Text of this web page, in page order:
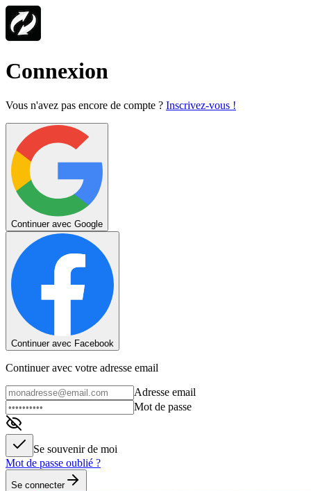
Connexion
Vous n'avez pas encore de compte ? Inscrivez-vous !
Continuer avec Google
Continuer avec Facebook
Continuer avec votre adresse email
Adresse email
Mot de passe
Se souvenir de moi
Mot de passe oublié ?
Se connecter